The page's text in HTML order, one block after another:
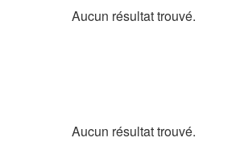
Aucun résultat trouvé.
Aucun résultat trouvé.